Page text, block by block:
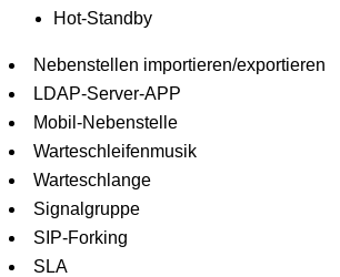
Hot-Standby
Nebenstellen importieren/exportieren
LDAP-Server-APP
Mobil-Nebenstelle
Warteschleifenmusik
Warteschlange
Signalgruppe
SIP-Forking
SLA